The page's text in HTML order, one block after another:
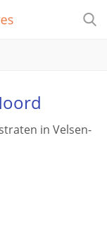
in Velsen-